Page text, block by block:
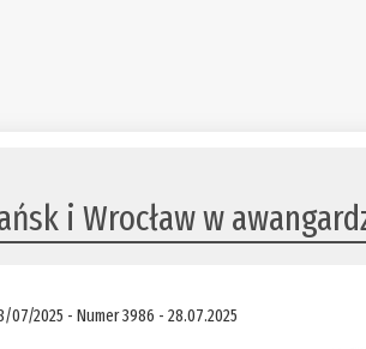
i Wrocław w
07/2025 - Numer 3986 - 28.07.2025